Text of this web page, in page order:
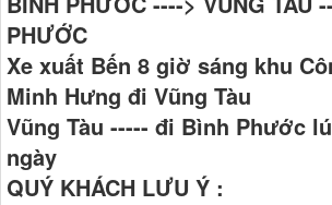
PHƯỚC
Xe xuất Bến 8 giờ sáng khu
Minh Hưng đi Vũng Tàu
Vũng Tàu ----- đi Bình Phước
ngày
QUÝ KHÁCH LƯU Ý :